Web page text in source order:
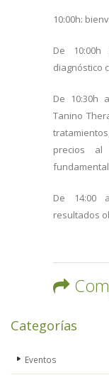
10:00h:
De
diagnóstico
De 10:30h
Tanino
precios
De 14:00
resultados
Categorías
Eventos